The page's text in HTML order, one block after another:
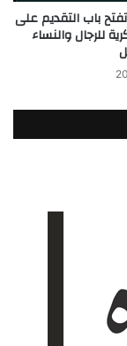
تفتح باب التقديم على
للرجال والنساء